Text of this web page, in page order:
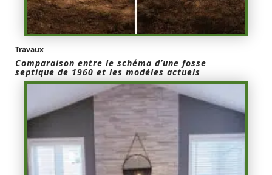
Travaux
Comparaison entre le schéma d’une fosse
septique de 1960 et les modèles actuels